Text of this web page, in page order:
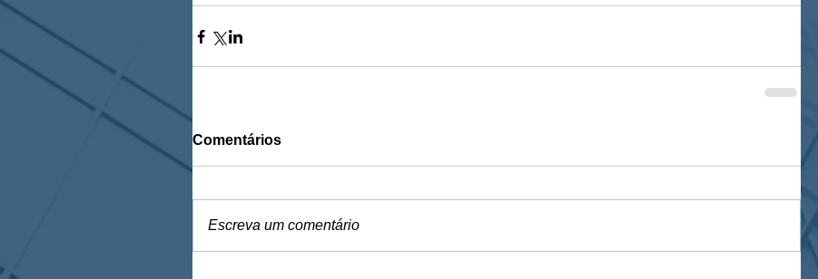
Comentários
Escreva um comentário